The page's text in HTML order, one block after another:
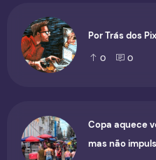
Por Trás dos
0 0
Copa aquece
mas não